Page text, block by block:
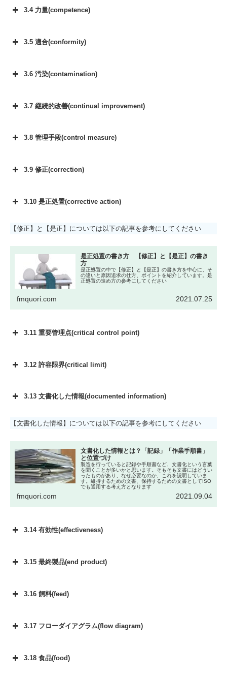
3.4 力量(competence)
3.5 適合(conformity)
3.6 汚染(contamination)
3.7 継続的改善(continual improvement)
3.8 管理手段(control measure)
3.9 修正(correction)
3.10 是正処置(corrective action)
【修正】と【是正】については以下の記事を参考にしてください
是正処置の書き方 【修正】と【是正】の書き
方
是正処置の中で【修正】と【是正】の書き方を中心に、そ
の違いと原因追求の仕方、ポイントを紹介しています。是
正処置の進め方の参考にしてください
fmquori.com 2021.07.25
3.11 重要管理点(critical control point)
3.12 許容限界(critical limit)
3.13 文書化した情報(documented information)
【文書化した情報】については以下の記事を参考にしてください
文書化した情報とは？「記録」「作業手順書」
と位置づけ
製造を行っていると記録や手順書など、文書化という言葉
を聞くことが多いかと思います。そもそも文書にはどうい
ったものがあり、なぜ必要なのか、これを説明していま
す。維持するための文書、保持するための文書としてISO
でも通用する考え方となります
fmquori.com 2021.09.04
3.14 有効性(effectiveness)
3.15 最終製品(end product)
3.16 飼料(feed)
3.17 フローダイアグラム(flow diagram)
3.18 食品(food)